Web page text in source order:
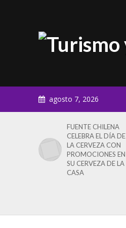
agosto 7, 2026
FUENTE CHILENA
CELEBRA EL DÍA DE
LA CERVEZA CON
PROMOCIONES EN
SU CERVEZA DE LA
CASA